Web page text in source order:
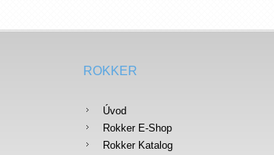
ROKKER
Úvod
Rokker E-Shop
Rokker Katalog